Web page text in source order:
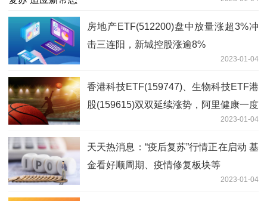
房地产ETF(512200)盘中放量涨超3%冲
击三连阳，新城控股涨逾8%
2023-01-04
香港科技ETF(159747)、生物科技ETF港
股(159615)双双延续涨势，阿里健康一度
2023-01-04
天天热消息：“疫后复苏”行情正在启动 基
金看好顺周期、疫情修复板块等
2023-01-04